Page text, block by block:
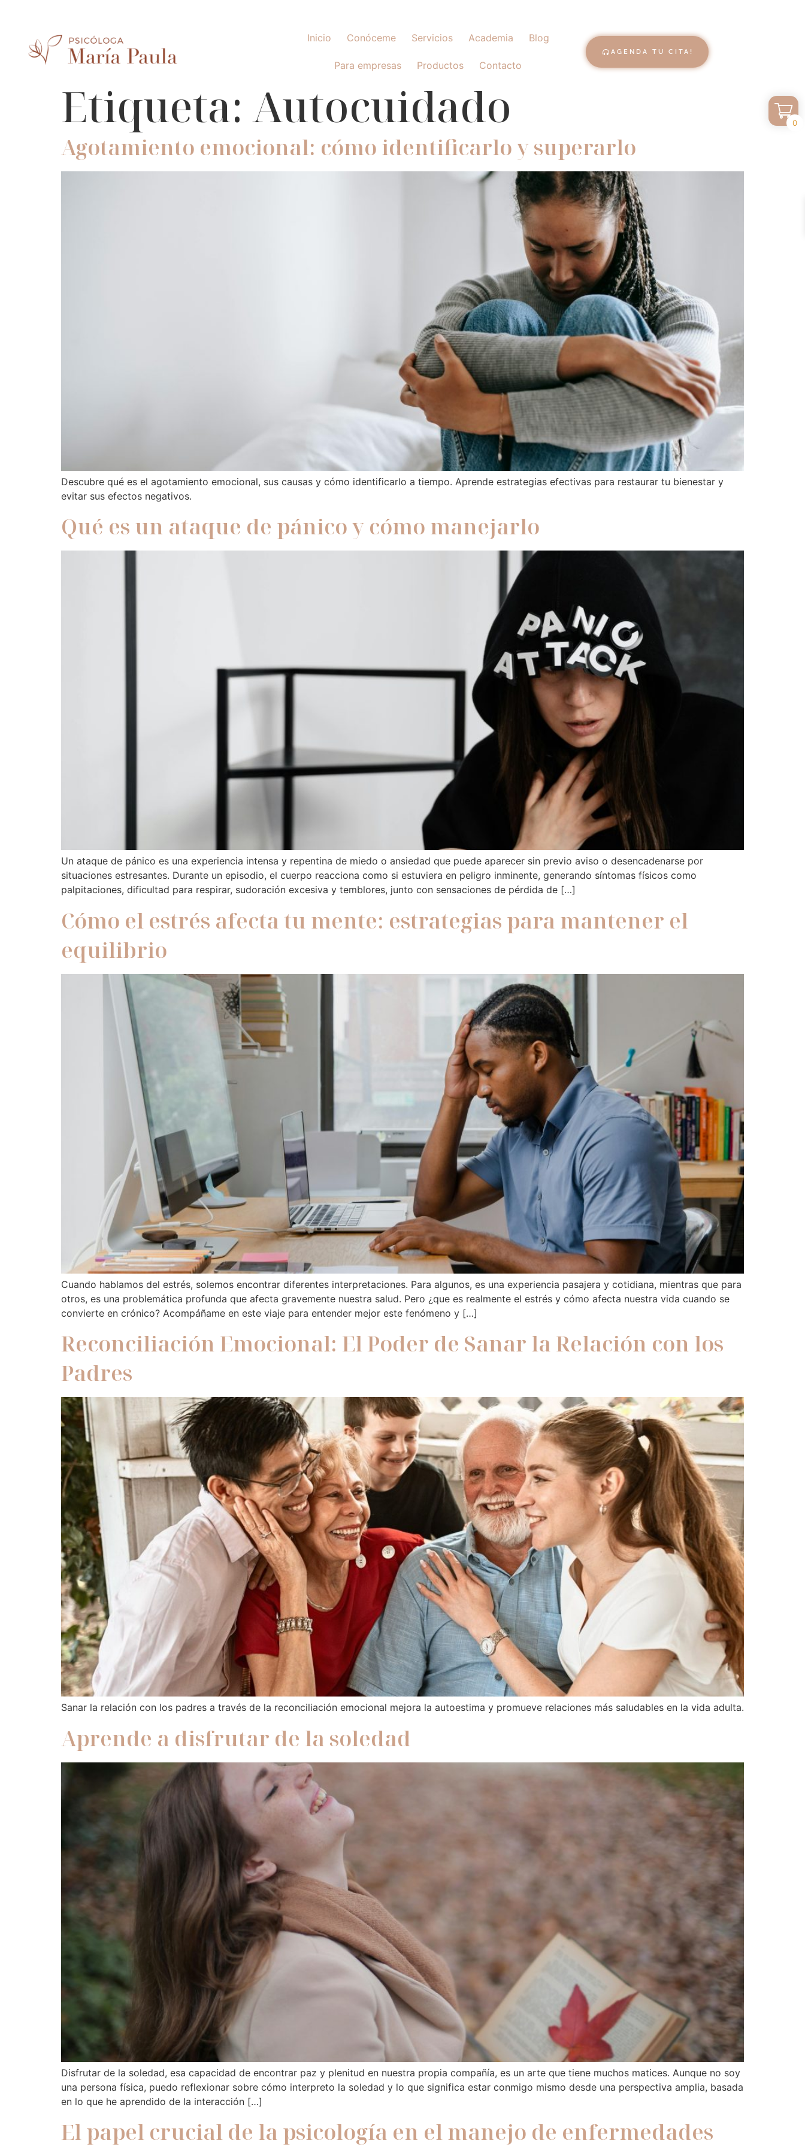
Inicio Conóceme Servicios Academia Blog
Para empresas Productos Contacto
AGENDA TU CITA!
Etiqueta:Autocuidado
Agotamiento emocional: cómo identificarlo y superarlo
Descubre qué es el agotamiento emocional, sus causas y cómo identificarlo a tiempo. Aprende estrategias efectivas para restaurar tu bienestar y
evitar sus efectos negativos.
Qué es un ataque de pánico y cómo manejarlo
Un ataque de pánico es una experiencia intensa y repentina de miedo o ansiedad que puede aparecer sin previo aviso o desencadenarse por
situaciones estresantes. Durante un episodio, el cuerpo reacciona como si estuviera en peligro inminente, generando síntomas físicos como
palpitaciones, dificultad para respirar, sudoración excesiva y temblores, junto con sensaciones de pérdida de […]
Cómo el estrés afecta tu mente: estrategias para mantener el
equilibrio
Cuando hablamos del estrés, solemos encontrar diferentes interpretaciones. Para algunos, es una experiencia pasajera y cotidiana, mientras que para
otros, es una problemática profunda que afecta gravemente nuestra salud. Pero ¿que es realmente el estrés y cómo afecta nuestra vida cuando se
convierte en crónico? Acompáñame en este viaje para entender mejor este fenómeno y […]
Reconciliación Emocional: El Poder de Sanar la Relación con los
Padres
Sanar la relación con los padres a través de la reconciliación emocional mejora la autoestima y promueve relaciones más saludables en la vida adulta.
Aprende a disfrutar de la soledad
Disfrutar de la soledad, esa capacidad de encontrar paz y plenitud en nuestra propia compañía, es un arte que tiene muchos matices. Aunque no soy
una persona física, puedo reflexionar sobre cómo interpreto la soledad y lo que significa estar conmigo mismo desde una perspectiva amplia, basada
en lo que he aprendido de la interacción […]
El papel crucial de la psicología en el manejo de enfermedades
0